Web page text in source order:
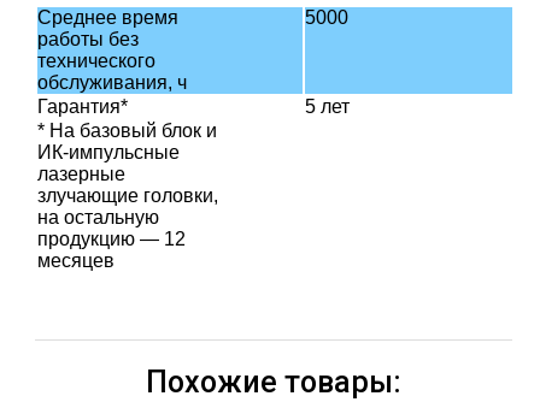
Среднее время
работы без
технического
обслуживания, ч
5000
Гарантия*
5 лет
* На базовый блок и
ИК-импульсные
лазерные
злучающие головки,
на остальную
продукцию — 12
месяцев
Похожие товары: